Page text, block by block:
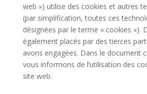
web ») utilise des cookies et autres
(par simplification, toutes ces
désignées par le terme « cookies »).
également placés par des tierces
avons engagées. Dans le document
vous informons de l’utilisation des
site web.